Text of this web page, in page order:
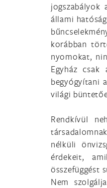
állami
korábban
nyomokat,
Egyház
begyógyítani
világi
Rendkívül
nélküli
érdekeit,
összefüggést
Nem